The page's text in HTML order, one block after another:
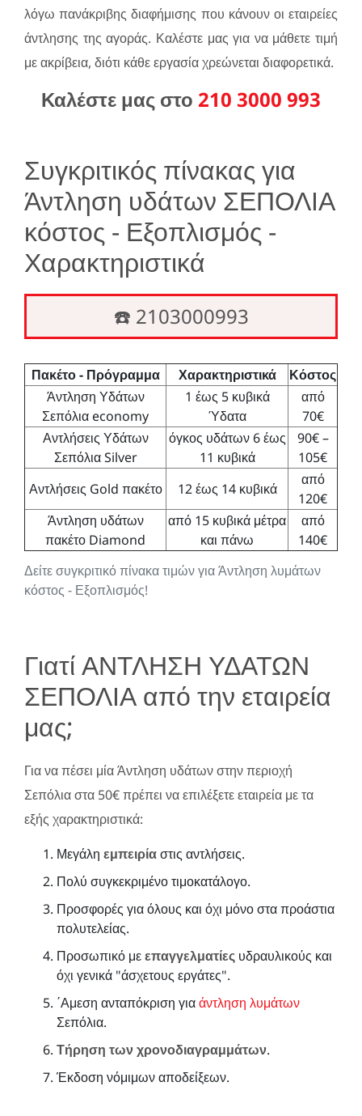
λόγω πανάκριβης διαφήμισης που κάνουν οι εταιρείες
άντλησης της αγοράς. Καλέστε μας για να μάθετε τιμή
με ακρίβεια, διότι κάθε εργασία χρεώνεται διαφορετικά.
Καλέστε μας στο 210 3000 993
Συγκριτικός πίνακας για
Άντληση υδάτων ΣΕΠΟΛΙΑ
κόστος - Εξοπλισμός -
Χαρακτηριστικά
☎️ 2103000993
Δείτε συγκριτικό πίνακα τιμών για Άντληση λυμάτων
κόστος - Εξοπλισμός!
Πακέτο - Πρόγραμμα Χαρακτηριστικά
Κόστος
Άντληση Υδάτων
Σεπόλια economy
1 έως 5 κυβικά
Ύδατα
από
70€
Αντλήσεις Υδάτων
Σεπόλια Silver
όγκος υδάτων 6 έως
11 κυβικά
90€ –
105€
Αντλήσεις Gold πακέτο
12 έως 14 κυβικά
από
120€
Άντληση υδάτων
πακέτο Diamond
από 15 κυβικά μέτρα
και πάνω
από
140€
Γιατί ΑΝΤΛΗΣΗ ΥΔΑΤΩΝ
ΣΕΠΟΛΙΑ από την εταιρεία
μας;
Για να πέσει μία Άντληση υδάτων στην περιοχή
Σεπόλια στα 50€ πρέπει να επιλέξετε εταιρεία με τα
εξής χαρακτηριστικά:
Μεγάλη εμπειρίαστις αντλήσεις.
Πολύ συγκεκριμένο τιμοκατάλογο.
Προσφορές για όλους και όχι μόνο στα προάστια
πολυτελείας.
Προσωπικό μεεπαγγελματίες υδραυλικούς και
όχι γενικά "άσχετους εργάτες".
΄Αμεση ανταπόκριση γιαάντληση λυμάτων
Σεπόλια.
Τήρηση των χρονοδιαγραμμάτων.
Έκδοση νόμιμων αποδείξεων.